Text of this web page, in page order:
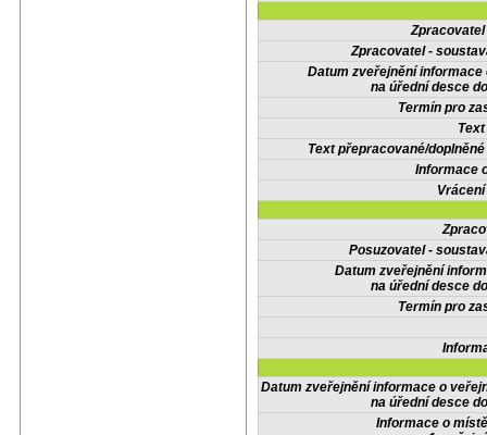
Zpracovatel -
Datum zveřejnění informace
na úřední desce
Termín pro
Text přepracované/
Informace
Posuzovatel -
Datum zveřejnění
na úřední desce
Termín pro
Datum zveřejnění informace o
na úřední desce
Informace o